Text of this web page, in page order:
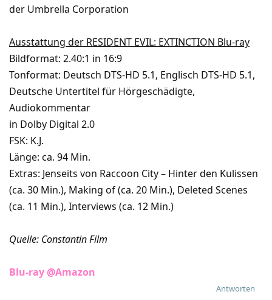
der Umbrella Corporation
Ausstattung der RESIDENT EVIL: EXTINCTION Blu-ray
Bildformat: 2.40:1 in 16:9
Tonformat: Deutsch DTS-HD 5.1, Englisch DTS-HD 5.1,
Deutsche Untertitel für Hörgeschädigte,
Audiokommentar
in Dolby Digital 2.0
FSK: K.J.
Länge: ca. 94 Min.
Extras: Jenseits von Raccoon City – Hinter den Kulissen
(ca. 30 Min.), Making of (ca. 20 Min.), Deleted Scenes
(ca. 11 Min.), Interviews (ca. 12 Min.)
Quelle: Constantin Film
Blu-ray @Amazon
Antworten